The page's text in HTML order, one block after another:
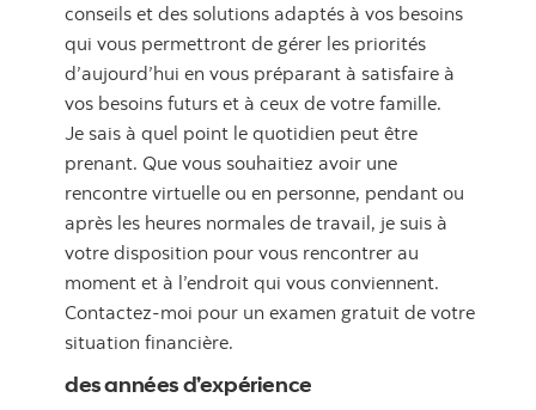
conseils et des solutions adaptés à vos besoins
qui vous permettront de gérer les priorités
d’aujourd’hui en vous préparant à satisfaire à
vos besoins futurs et à ceux de votre famille.
Je sais à quel point le quotidien peut être
prenant. Que vous souhaitiez avoir une
rencontre virtuelle ou en personne, pendant ou
après les heures normales de travail, je suis à
votre disposition pour vous rencontrer au
moment et à l’endroit qui vous conviennent.
Contactez-moi pour un examen gratuit de votre
situation financière.
des années d’expérience